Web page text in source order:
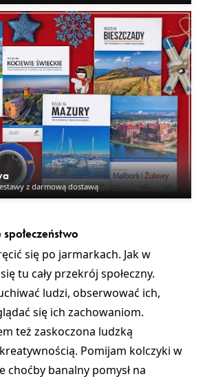
z darmową dostawą
się po jarmarkach. Jak w
tu cały przekrój społeczny.
ludzi, obserwować ich,
się ich zachowaniom.
też zaskoczona ludzką
Pomijam kolczyki w
choćby banalny pomysł na